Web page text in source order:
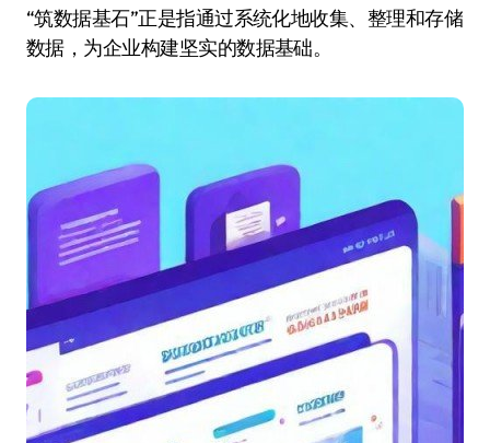
“筑数据基石”正是指通过系统化地收集、整理和存储
数据，为企业构建坚实的数据基础。